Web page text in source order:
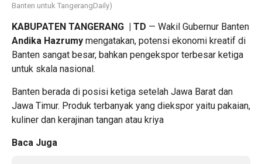
Banten untuk TangerangDaily)
KABUPATEN TANGERANG | TD — Wakil Gubernur Banten
Andika Hazrumy mengatakan, potensi ekonomi kreatif di
Banten sangat besar, bahkan pengekspor terbesar ketiga
untuk skala nasional.
Banten berada di posisi ketiga setelah Jawa Barat dan
Jawa Timur. Produk terbanyak yang diekspor yaitu pakaian,
kuliner dan kerajinan tangan atau kriya
Baca Juga